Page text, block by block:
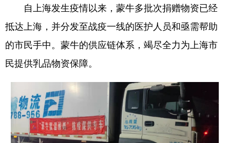
自上海发生疫情以来，蒙牛多批次捐赠物资已经
抵达上海，并分发至战疫一线的医护人员和亟需帮助
的市民手中。蒙牛的供应链体系，竭尽全力为上海市
民提供乳品物资保障。